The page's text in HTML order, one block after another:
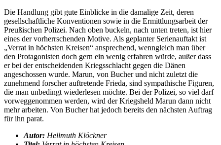
Die Handlung gibt gute Einblicke in die damalige Zeit, deren
gesellschaftliche Konventionen sowie in die Ermittlungsarbeit der
Preußischen Polizei. Nach oben buckeln, nach unten treten, ist hier
eines der vorherrschenden Motive. Als geplanter Serienauftakt ist
„Verrat in höchsten Kreisen“ ansprechend, wenngleich man über
den Protagonisten doch gern ein wenig erfahren würde, außer dass
er bei der entscheidenden Kriegsschlacht gegen die Dänen
angeschossen wurde. Marun, von Bucher und nicht zuletzt die
zunehmend forscher auftretende Frieda, sind sympathische Figuren,
die man unbedingt wiederlesen möchte. Bei der Polizei, so viel darf
vorweggenommen werden, wird der Kriegsheld Marun dann nicht
mehr arbeiten. Von Bucher hat jedoch bereits den nächsten Auftrag
für ihn parat.
Autor: Hellmuth Klöckner